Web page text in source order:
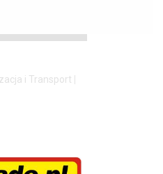
i Transport